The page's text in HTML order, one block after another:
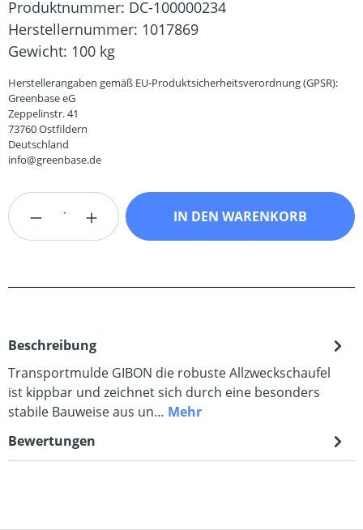
Produktnummer: DC-100000234
Herstellernummer: 1017869
Gewicht: 100 kg
Herstellerangaben gemäß EU-Produktsicherheitsverordnung (GPSR):
Greenbase eG
Zeppelinstr. 41
73760 Ostfildern
Deutschland
info@greenbase.de
Produkt Anzahl: Gib den gewünschten
IN DEN WARENKORB
Beschreibung
Transportmulde GIBON die robuste Allzweckschaufel
ist kippbar und zeichnet sich durch eine besonders
stabile Bauweise aus un… Mehr
Bewertungen